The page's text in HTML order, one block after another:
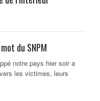
du SNPM
notre pays hier soir a
les victimes, leurs